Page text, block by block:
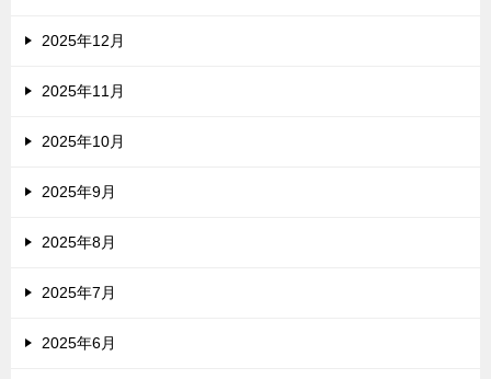
2025年12月
2025年11月
2025年10月
2025年9月
2025年8月
2025年7月
2025年6月